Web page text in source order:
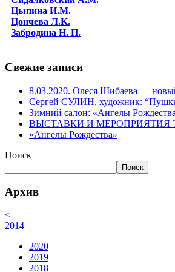
Цыпина И.М.
Цончева Л.K.
Забродина Н. П.
Свежие записи
8.03.2020. Олеся Шибаева —
Сергей СУЛИН, художник:
Зимний салон: «Ангелы
ВЫСТАВКИ И МЕРОПРИЯТИЯ
«Ангелы Рождества»
Поиск
Поиск
Архив
<
2014
2020
2019
2018